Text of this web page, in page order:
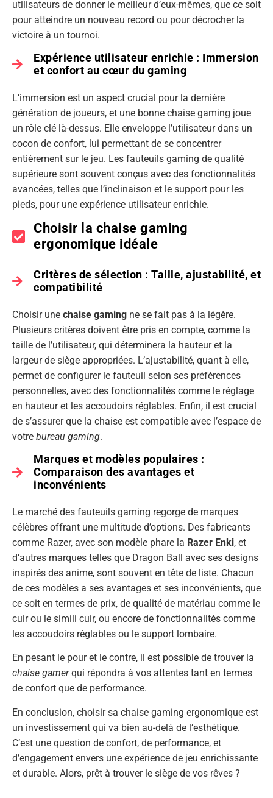
utilisateurs de donner le meilleur d’eux-mêmes, que ce soit
pour atteindre un nouveau record ou pour décrocher la
victoire à un tournoi.
Expérience utilisateur enrichie : Immersion
et confort au cœur du gaming
L’immersion est un aspect crucial pour la dernière
génération de joueurs, et une bonne chaise gaming joue
un rôle clé là-dessus. Elle enveloppe l’utilisateur dans un
cocon de confort, lui permettant de se concentrer
entièrement sur le jeu. Les fauteuils gaming de qualité
supérieure sont souvent conçus avec des fonctionnalités
avancées, telles que l’inclinaison et le support pour les
pieds, pour une expérience utilisateur enrichie.
Choisir la chaise gaming
ergonomique idéale
Critères de sélection : Taille, ajustabilité, et
compatibilité
Choisir une chaise gaming ne se fait pas à la légère.
Plusieurs critères doivent être pris en compte, comme la
taille de l’utilisateur, qui déterminera la hauteur et la
largeur de siège appropriées. L’ajustabilité, quant à elle,
permet de configurer le fauteuil selon ses préférences
personnelles, avec des fonctionnalités comme le réglage
en hauteur et les accoudoirs réglables. Enfin, il est crucial
de s’assurer que la chaise est compatible avec l’espace de
votre bureau gaming.
Marques et modèles populaires :
Comparaison des avantages et
inconvénients
Le marché des fauteuils gaming regorge de marques
célèbres offrant une multitude d’options. Des fabricants
comme Razer, avec son modèle phare la Razer Enki, et
d’autres marques telles que Dragon Ball avec ses designs
inspirés des anime, sont souvent en tête de liste. Chacun
de ces modèles a ses avantages et ses inconvénients, que
ce soit en termes de prix, de qualité de matériau comme le
cuir ou le simili cuir, ou encore de fonctionnalités comme
les accoudoirs réglables ou le support lombaire.
En pesant le pour et le contre, il est possible de trouver la
chaise gamerqui répondra à vos attentes tant en termes
de confort que de performance.
En conclusion, choisir sa chaise gaming ergonomique est
un investissement qui va bien au-delà de l’esthétique.
C’est une question de confort, de performance, et
d’engagement envers une expérience de jeu enrichissante
et durable. Alors, prêt à trouver le siège de vos rêves ?